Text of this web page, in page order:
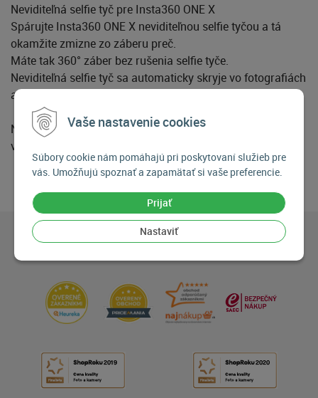
Vaše nastavenie cookies
Súbory cookie nám pomáhajú pri poskytovaní služieb pre
vás. Umožňujú spoznať a zapamätať si vaše preferencie.
Prijať
Nastaviť
Neviditeľná selfie tyč pre Insta360 ONE X
Spárujte Insta360 ONE X neviditeľnou selfie tyčou a tá
okamžite zmizne zo záberu preč.
Máte tak 360° záber bez rušenia selfie tyče.
Neviditeľná selfie tyč sa automaticky skryje vo fotografiách
a videách pomocou pokročilých algoritmov.
Nastaviteľná dĺžka: Zasúva sa na praktických 24,5 cm a
vysúva sa na dlhých 109 cm.